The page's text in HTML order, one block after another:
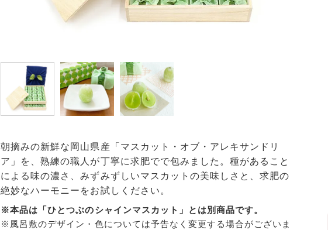
朝摘みの新鮮な岡山県産「マスカット・オブ・アレキサンドリ
ア」を、熟練の職人が丁寧に求肥でで包みました。種があること
による味の濃さ、みずみずしいマスカットの美味しさと、求肥の
絶妙なハーモニーをお試しください。
※本品は「ひとつぶのシャインマスカット」とは別商品です。
※風呂敷のデザイン・色については予告なく変更する場合がございま